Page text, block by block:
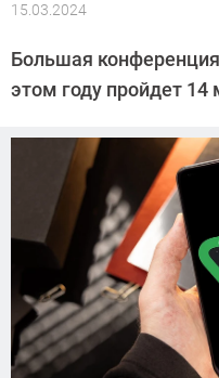
15.03.2024
Автор:
Довлатова
Большая
этом году пройдет 14